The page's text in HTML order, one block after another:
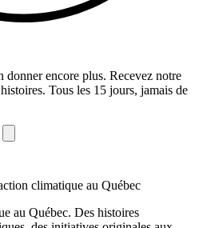
donner encore plus. Recevez notre
Tous les 15 jours, jamais de
au Québec. Des histoires